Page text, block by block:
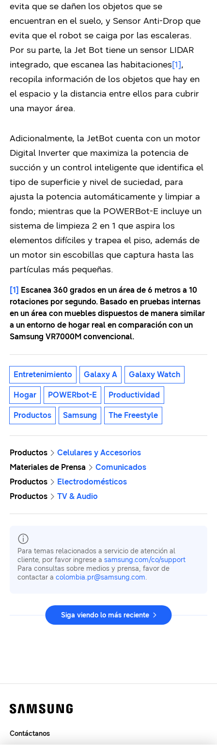
evita que se dañen los objetos que se
encuentran en el suelo, y Sensor Anti-Drop que
evita que el robot se caiga por las escaleras.
Por su parte, la Jet Bot tiene un sensor LIDAR
integrado, que escanea las habitaciones[1],
recopila información de los objetos que hay en
el espacio y la distancia entre ellos para cubrir
una mayor área.
Adicionalmente, la JetBot cuenta con un motor
Digital Inverter que maximiza la potencia de
succión y un control inteligente que identifica el
tipo de superficie y nivel de suciedad, para
ajusta la potencia automáticamente y limpiar a
fondo; mientras que la POWERBot-E incluye un
sistema de limpieza 2 en 1 que aspira los
elementos difíciles y trapea el piso, además de
un motor sin escobillas que captura hasta las
partículas más pequeñas.
[1] Escanea 360 grados en un área de 6 metros a 10
rotaciones por segundo. Basado en pruebas internas
en un área con muebles dispuestos de manera similar
a un entorno de hogar real en comparación con un
Samsung VR7000M convencional.
Entretenimiento Galaxy A Galaxy Watch
Hogar POWERbot-E Productividad
Productos Samsung The Freestyle
Productos
Celulares y Accesorios
Materiales de Prensa
Comunicados
Productos
Electrodomésticos
Productos
TV & Audio
Para temas relacionados a servicio de atención al
cliente, por favor ingrese a samsung.com/co/support
Para consultas sobre medios y prensa, favor de
contactar a colombia.pr@samsung.com.
Siga viendo lo más reciente
Contáctanos